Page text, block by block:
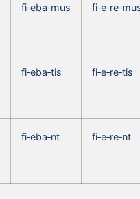
fi‑eba‑mus
fi‑eba‑tis fi‑e‑re‑tis
fi‑eba‑nt fi‑e‑re‑nt